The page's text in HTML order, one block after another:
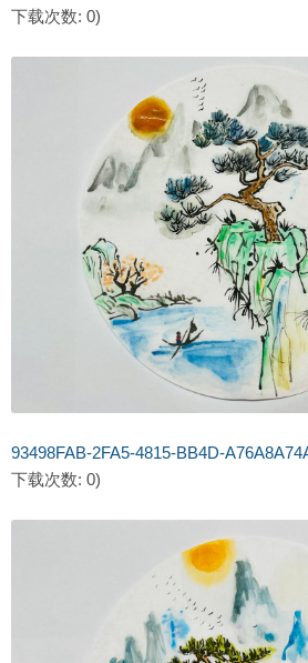
下载次数: 0)
93498FAB-2FA5-4815-BB4D-
下载次数: 0)